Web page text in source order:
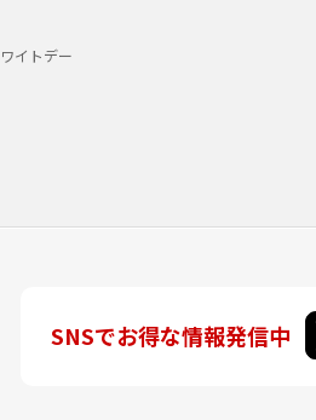
イトデー
SNSでお得な情報発信中